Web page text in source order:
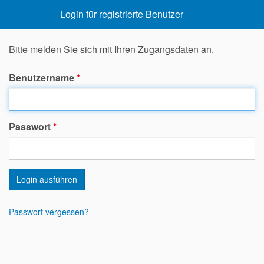
Login für registrierte Benutzer
Bitte melden Sie sich mit Ihren Zugangsdaten an.
Benutzername*
Passwort*
Login ausführen
Passwort vergessen?